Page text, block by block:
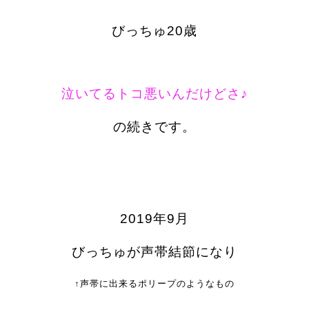
びっちゅ20歳
泣いてるトコ悪いんだけどさ♪
の続きです。
2019年9月
びっちゅが声帯結節になり
↑声帯に出来るポリープのようなもの